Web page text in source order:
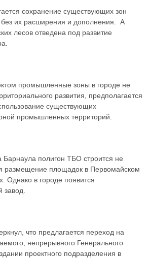
сохранение существующих зон
без их расширения и дополнения. А
лесов отведена под развитие
промышленные зоны в городе не
развития, предполагается
существующих
промышленных территорий.
Барнаула полигон ТБО строится не
размещение площадок в Первомайском
Однако в городе появится
завод.
что предлагается переход на
непрерывного Генерального
проектного подразделения в